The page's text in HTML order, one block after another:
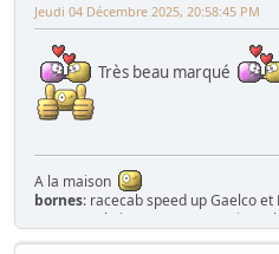
Jeudi 04 Décembre 2025, 20:58:45 PM
Très beau marqué
A la maison
bornes: racecab speed up Gaelco
part II ,cockpit Sega
Space tactics
,
tactile megatouch , Naomi 1, Naomi